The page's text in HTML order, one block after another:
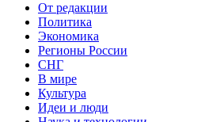
От редакции
Политика
Экономика
Регионы России
СНГ
В мире
Культура
Идеи и люди